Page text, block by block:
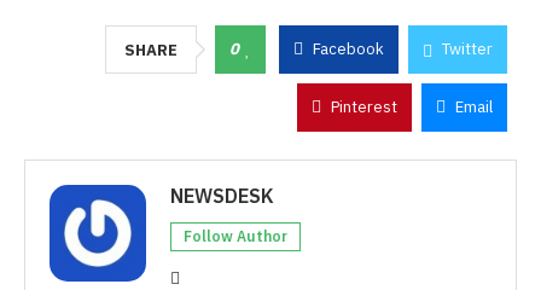
SHARE 0 Facebook Twitter
Pinterest Email
NEWSDESK
Follow Author